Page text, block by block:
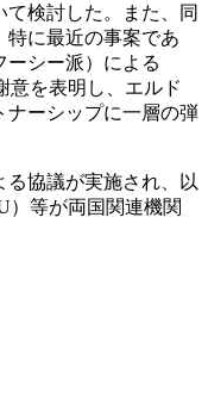
検討した。また、同
特に最近の事案であ
ーシー派）による
意を表明し、エルド
ナーシップに一層の弾
協議が実施され、以
）等が両国関連機関